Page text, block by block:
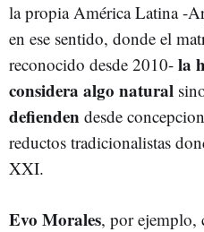
la propia América Latina -
en ese sentido, donde el
reconocido desde 2010- la
considera algo natural
defienden desde
reductos tradicionalistas
XXI.
Evo Morales, por ejemplo,